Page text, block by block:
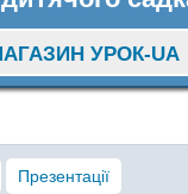
УРОК-UA
Презентації